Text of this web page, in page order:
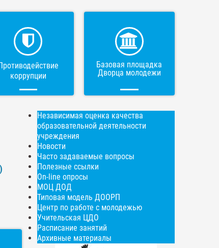
коррупции
Базовая площадка
Дворца молодежи
Независимая оценка качества
образовательной деятельности
учреждения
Новости
Часто задаваемые вопросы
Полезные ссылки
On-line опросы
МОЦ ДОД
Типовая модель ДООРП
Центр по работе с молодежью
Учительская ЦДО
Расписание занятий
Архивные материалы